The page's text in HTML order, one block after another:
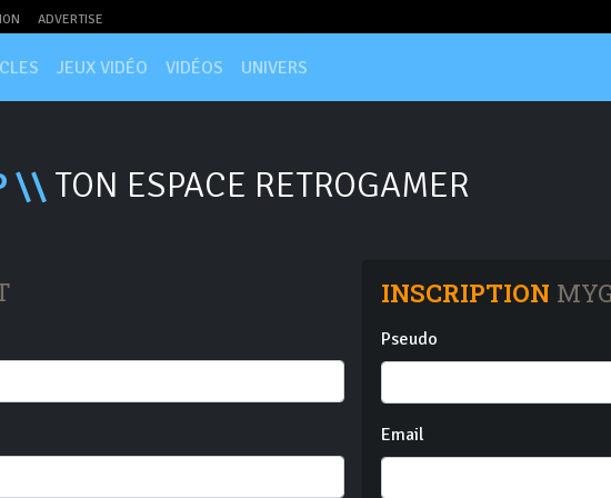
ADVERTISE
JEUX VIDÉO VIDÉOS UNIVERS
\\ TON ESPACE RETROGAMER
INSCRIPTION
Pseudo
Email